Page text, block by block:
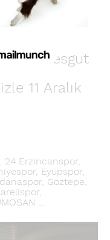
2023
24
Etimesgut
11 Aralık
Erzincanspor,
Eyüpspor,
Göztepe,
...